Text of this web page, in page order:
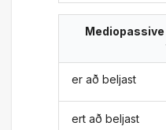
er að beljast
ert að beljast